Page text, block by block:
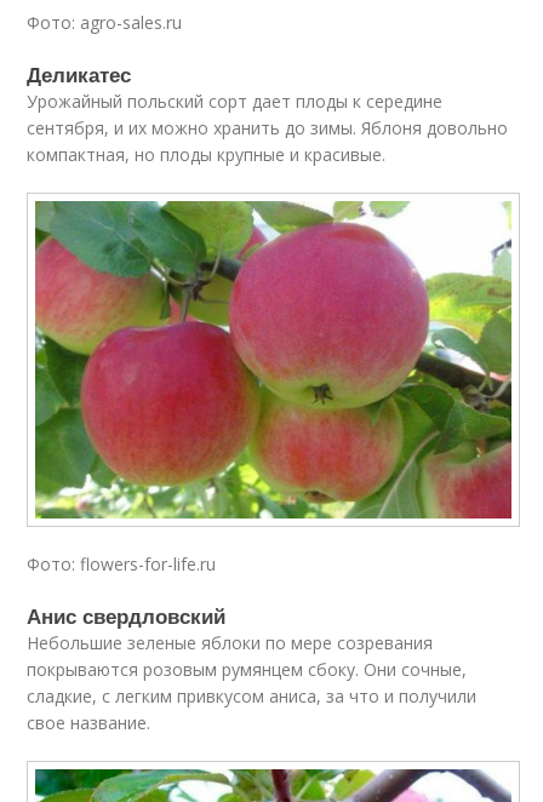
Фото: agro-sales.ru
Деликатес
Урожайный польский сорт дает плоды к середине
сентября, и их можно хранить до зимы. Яблоня довольно
компактная, но плоды крупные и красивые.
Фото: flowers-for-life.ru
Анис свердловский
Небольшие зеленые яблоки по мере созревания
покрываются розовым румянцем сбоку. Они сочные,
сладкие, с легким привкусом аниса, за что и получили
свое название.